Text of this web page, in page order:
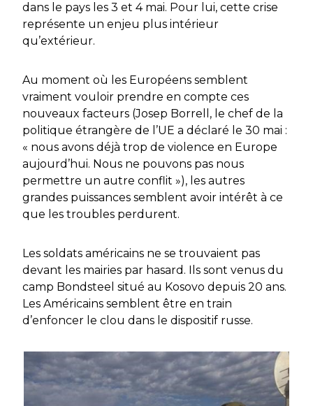
dans le pays les 3 et 4 mai. Pour lui, cette crise
représente un enjeu plus intérieur
qu’extérieur.
Au moment où les Européens semblent
vraiment vouloir prendre en compte ces
nouveaux facteurs (Josep Borrell, le chef de la
politique étrangère de l’UE a déclaré le 30 mai :
« nous avons déjà trop de violence en Europe
aujourd’hui. Nous ne pouvons pas nous
permettre un autre conflit »), les autres
grandes puissances semblent avoir intérêt à ce
que les troubles perdurent.
Les soldats américains ne se trouvaient pas
devant les mairies par hasard. Ils sont venus du
camp Bondsteel situé au Kosovo depuis 20 ans.
Les Américains semblent être en train
d’enfoncer le clou dans le dispositif russe.